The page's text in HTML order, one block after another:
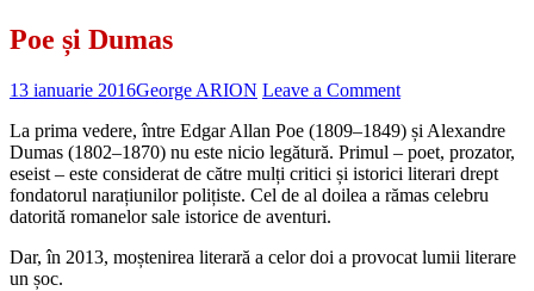
Poe și Dumas
13 ianuarie 2016George ARION Leave a Comment
La prima vedere, între Edgar Allan Poe (1809–1849) și Alexandre
Dumas (1802–1870) nu este nicio legătură. Primul – poet, prozator,
eseist – este considerat de către mulți critici și istorici literari drept
fondatorul narațiunilor polițiste. Cel de al doilea a rămas celebru
datorită romanelor sale istorice de aventuri.
Dar, în 2013, moștenirea literară a celor doi a provocat lumii literare
un șoc.